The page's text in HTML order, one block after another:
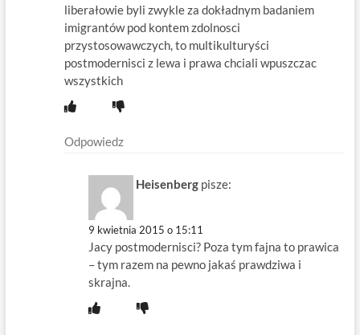
liberałowie byli zwykle za dokładnym badaniem
imigrantów pod kontem zdolnosci
przystosowawczych, to multikulturyści
postmodernisci z lewa i prawa chciali wpuszczac
wszystkich
Odpowiedz
Heisenberg pisze:
9 kwietnia 2015 o 15:11
Jacy postmodernisci? Poza tym fajna to prawica
– tym razem na pewno jakaś prawdziwa i
skrajna.